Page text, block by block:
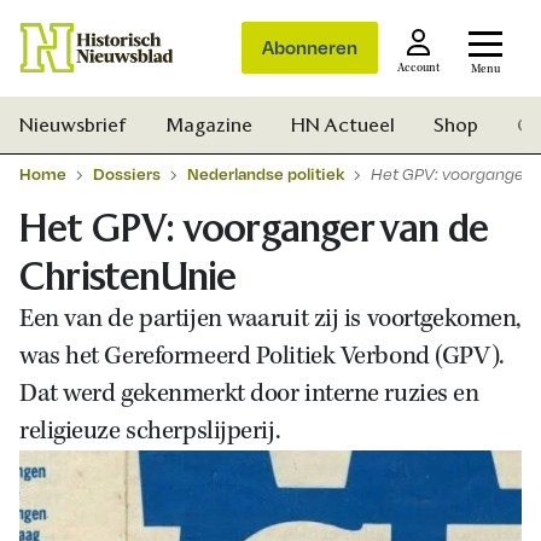
Abonneren
Account Menu
Zoek
Nieuwsbrief Magazine HN Actueel Shop
Home Dossiers Nederlandse politiek Het GPV: voorganger
Het GPV: voorganger van de
ChristenUnie
Een van de partijen waaruit zij is voortgekomen,
was het Gereformeerd Politiek Verbond (GPV).
Dat werd gekenmerkt door interne ruzies en
religieuze scherpslijperij.